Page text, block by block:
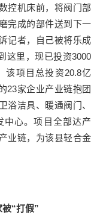
控机床前，将阀门部
完成的部件送到下一
记者，自己被将乐成
这里，现已投资3000
该项目总投资20.8亿
23家企业产业链抱团
浴洁具、暖通阀门、
中心。项目全部达产
业链，为该县轻合金
“打假”